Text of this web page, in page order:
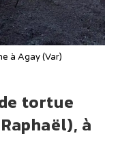
à Agay (Var)
tortue
à